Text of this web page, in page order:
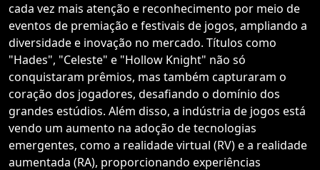
cada vez mais atenção e reconhecimento por meio de
eventos de premiação e festivais de jogos, ampliando a
diversidade e inovação no mercado. Títulos como
"Hades", "Celeste" e "Hollow Knight" não só
conquistaram prêmios, mas também capturaram o
coração dos jogadores, desafiando o domínio dos
grandes estúdios. Além disso, a indústria de jogos está
vendo um aumento na adoção de tecnologias
emergentes, como a realidade virtual (RV) e a realidade
aumentada (RA), proporcionando experiências